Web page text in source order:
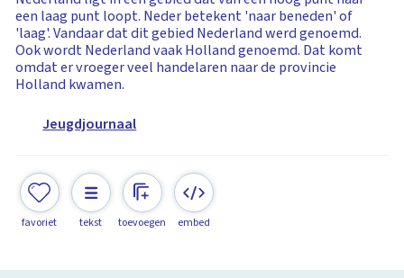
een laag punt loopt. Neder betekent 'naar beneden' of
'laag'. Vandaar dat dit gebied Nederland werd genoemd.
Ook wordt Nederland vaak Holland genoemd. Dat komt
omdat er vroeger veel handelaren naar de provincie
Holland kwamen.
Jeugdjournaal
favoriet tekst toevoegen embed